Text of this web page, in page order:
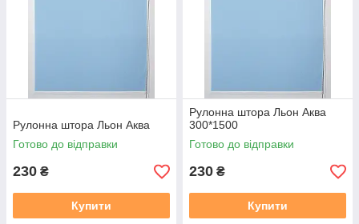
даними у замовленні. Усі відправки відбуваються у
встановлений день після 19.00. Номери декларацій
немає Вайбера, то звичайним СМС!!!
В даному розділі вказана ціна на рулонні штори у відкритій
системі (Міні 19), ширина штори вказана з тканини, отже
готовий замовлення входить повний монтажний комплект
(рулонна штора в зборі (штора намотане на вал з металевою
нижньою планкою), саморізи, для відкритої системи Міні 19
фіксація на волосіні або магнітах, на вибір. Штора
прикручується до вікна за допомогою саморізів, вони в
комплекті є.
Заміряти потрібно скло плюс штапик з двох сторін, там де
Рулонна штора Льон Аква
Готово до відправки
230 ₴
Купити
Рулонна штора Льон Аква
300*1500
Готово до відправки
230 ₴
Купити